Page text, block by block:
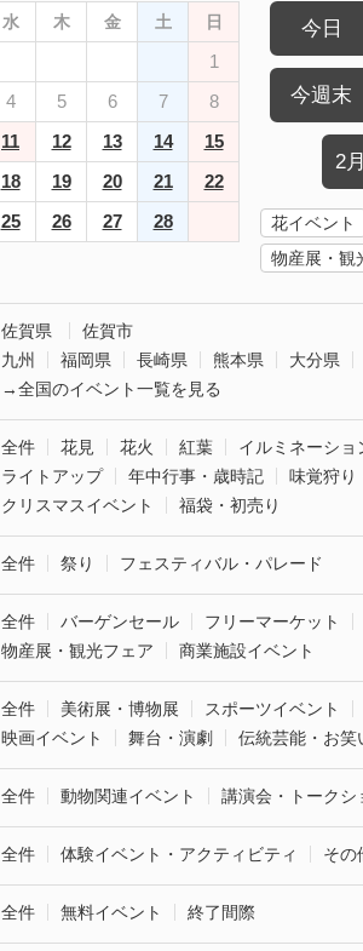
水 木 金 土 日
1
4 5 6 7
8
11 12 13 14
15
18 19 20 21
22
25 26 27 28
今日
今週末
2
花イベント
物産展・観
佐賀県
佐賀市
九州
福岡県 長崎県 熊本県 大分県
→全国のイベント一覧を見る
全件 花見 花火 紅葉 イルミネーショ
ライトアップ
年中行事・歳時記
味覚狩り
クリスマスイベント
福袋・初売り
全件 祭り フェスティバル・パレード
全件 バーゲンセール フリーマーケット
物産展・観光フェア
商業施設イベント
全件 美術展・博物展 スポーツイベント
映画イベント
舞台・演劇 伝統芸能・お笑
全件 動物関連イベント 講演会・トークシ
全件 体験イベント・アクティビティ その
全件 無料イベント 終了間際